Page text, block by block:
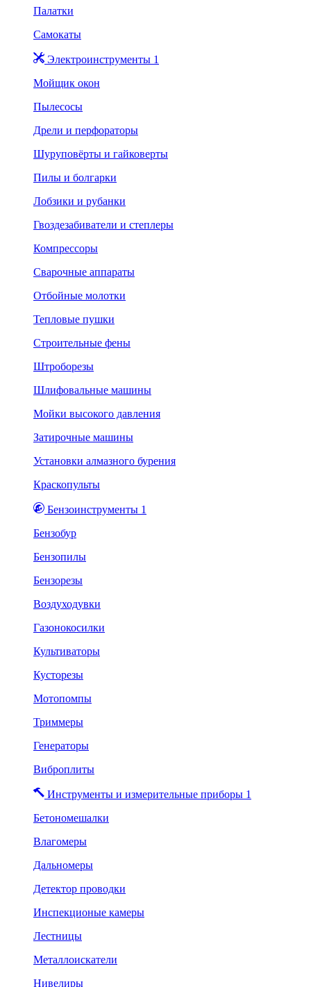
Палатки
Самокаты
Электроинструменты 1
Мойщик окон
Пылесосы
Дрели и перфораторы
Шуруповёрты и гайковерты
Пилы и болгарки
Лобзики и рубанки
Гвоздезабиватели и степлеры
Компрессоры
Сварочные аппараты
Отбойные молотки
Тепловые пушки
Строительные фены
Штроборезы
Шлифовальные машины
Мойки высокого давления
Затирочные машины
Установки алмазного бурения
Краскопульты
Бензоинструменты 1
Бензобур
Бензопилы
Бензорезы
Воздуходувки
Газонокосилки
Культиваторы
Кусторезы
Мотопомпы
Триммеры
Генераторы
Виброплиты
Инструменты и измерительные приборы 1
Бетономешалки
Влагомеры
Дальномеры
Детектор проводки
Инспекционые камеры
Лестницы
Металлоискатели
Нивелиры